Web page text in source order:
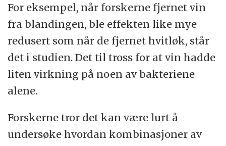
For eksempel, når forskerne fjernet vin
fra blandingen, ble effekten like mye
redusert som når de fjernet hvitløk, står
det i studien. Det til tross for at vin hadde
liten virkning på noen av bakteriene
alene.
Forskerne tror det kan være lurt å
undersøke hvordan kombinasjoner av